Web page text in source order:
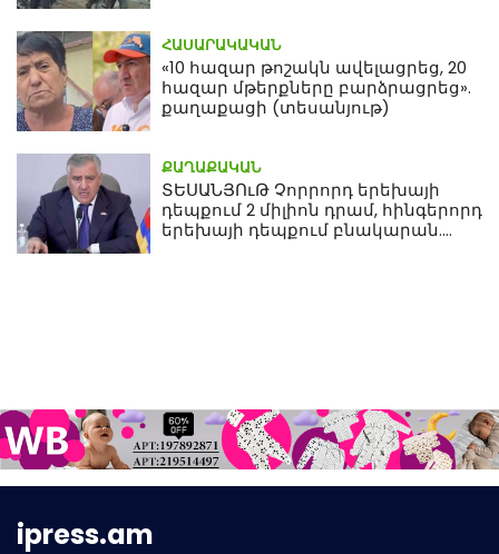
ՀԱՍԱՐԱԿԱԿԱՆ
«10 հազար թոշակն ավելացրեց, 20
հազար մթերքները բարձրացրեց».
քաղաքացի (տեսանյութ)
ՔԱՂԱՔԱԿԱՆ
ՏԵՍԱՆՅՈւԹ Չորրորդ երեխայի
դեպքում 2 միլիոն դրամ, հինգերորդ
երեխայի դեպքում բնակարան.
ipress.am